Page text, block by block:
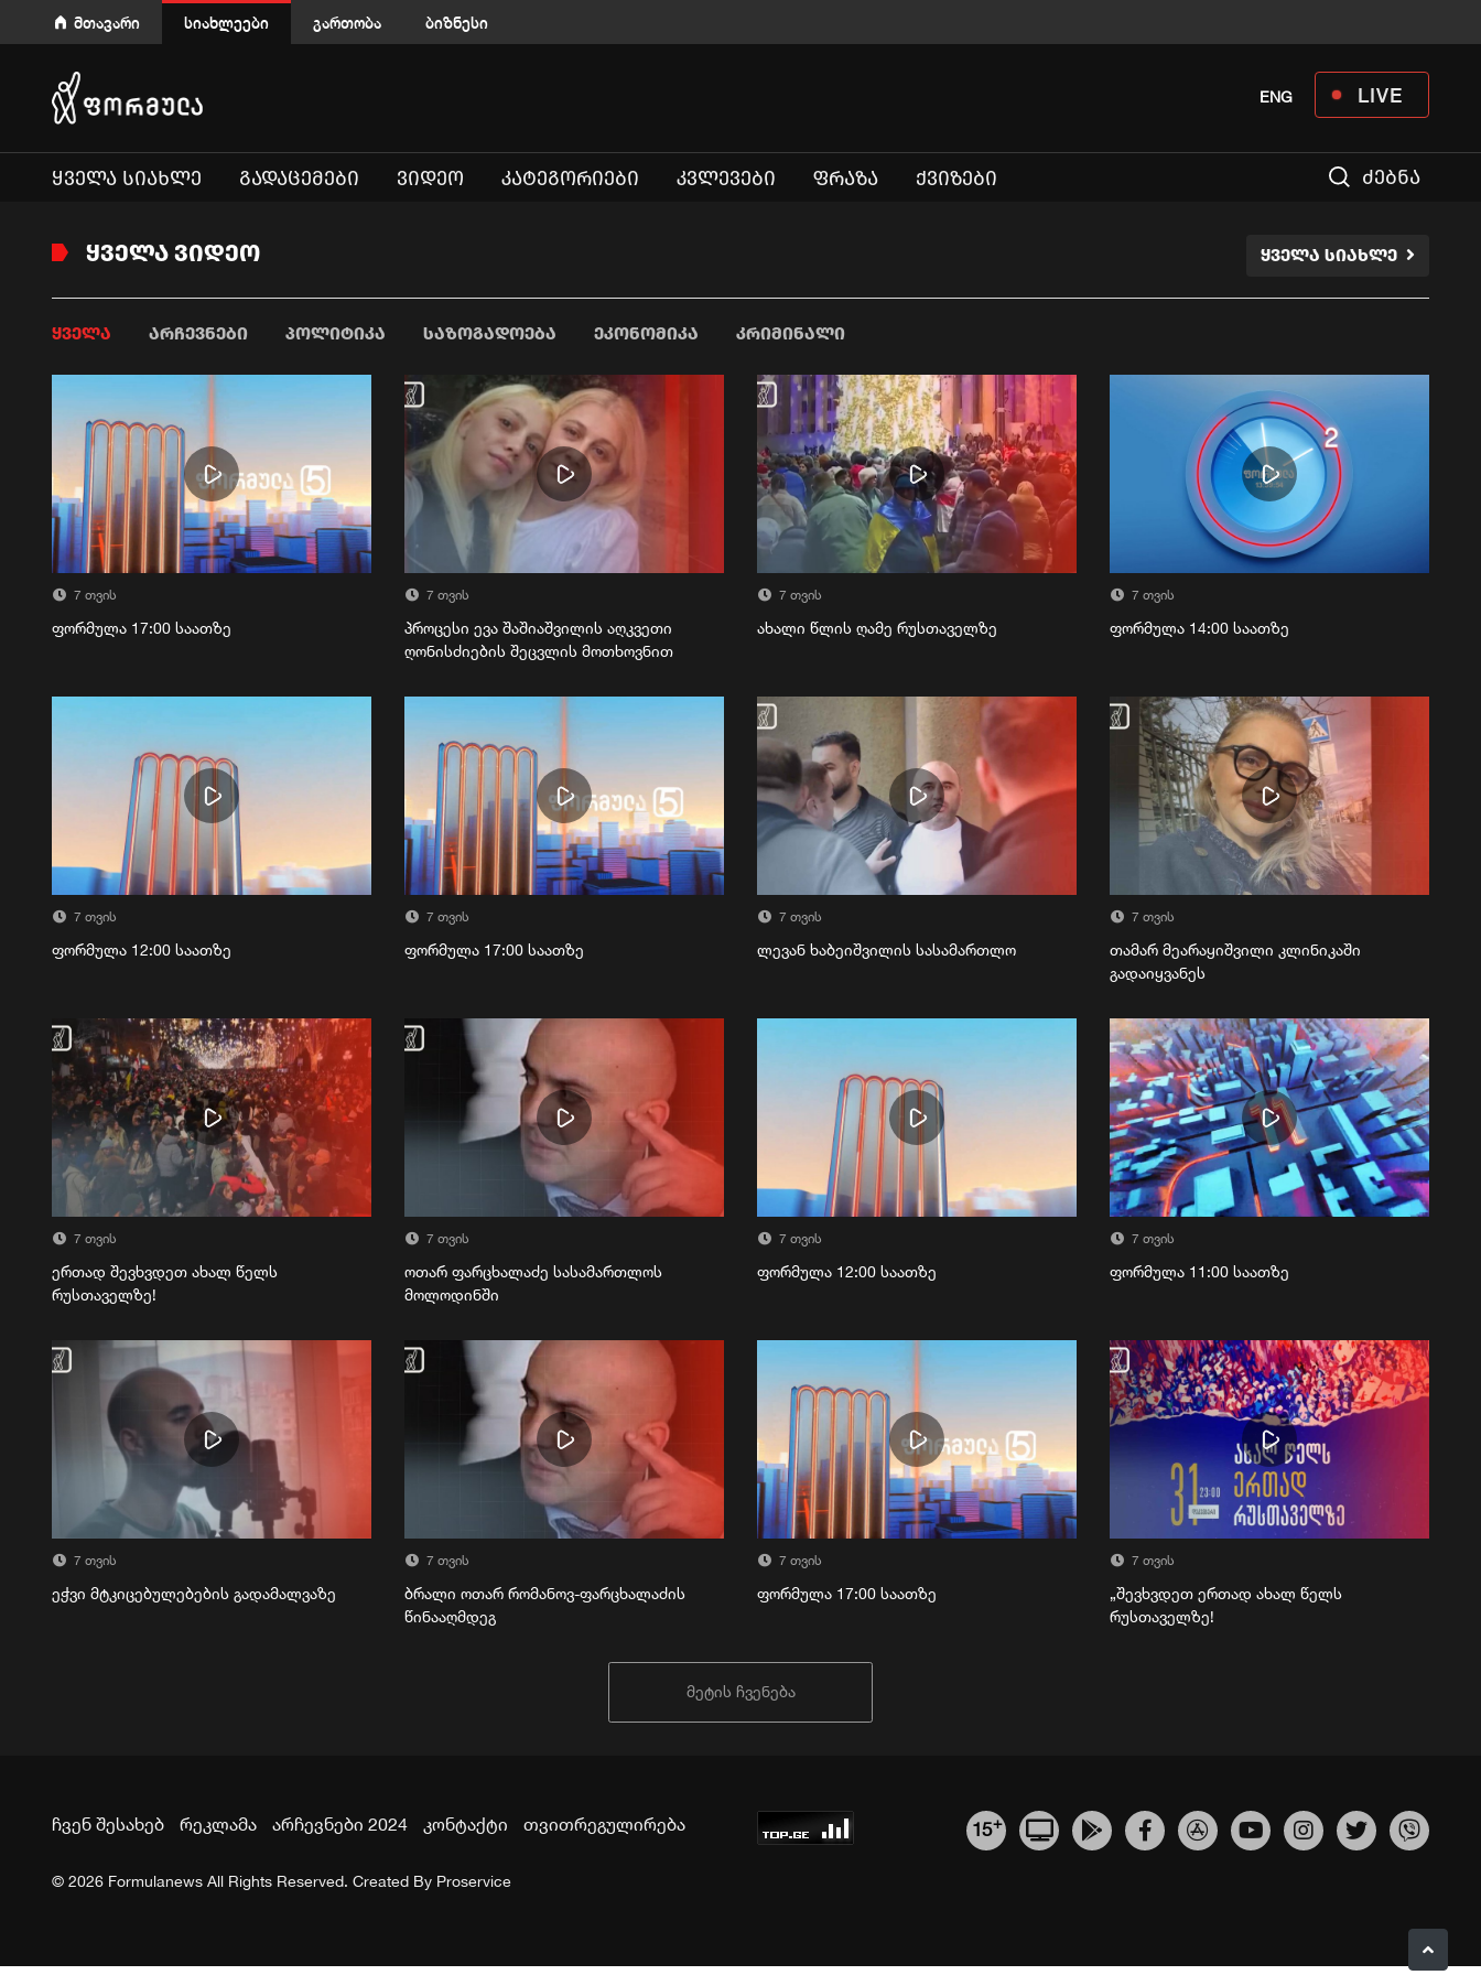
მთავარი სიახლეები გართობა ბიზნესი
LIVE
ENG
ᲧᲕᲔᲚᲐ ᲡᲘᲐᲮᲚᲔ ᲒᲐᲓᲐᲪᲔᲛᲔᲑᲘ ᲕᲘᲓᲔᲝ ᲙᲐᲢᲔᲒᲝᲠᲘᲔᲑᲘ ᲙᲕᲚᲔᲕᲔᲑᲘ ᲤᲠᲐᲖᲐ ᲥᲕᲘᲖᲔᲑᲘ ძებნა
ᲧᲕᲔᲚᲐ ᲕᲘᲓᲔᲝ ᲧᲕᲔᲚᲐ ᲡᲘᲐᲮᲚᲔ
ᲧᲕᲔᲚᲐ ᲐᲠᲩᲔᲕᲜᲔᲑᲘ ᲞᲝᲚᲘᲢᲘᲙᲐ ᲡᲐᲖᲝᲒᲐᲓᲝᲔᲑᲐ ᲔᲙᲝᲜᲝᲛᲘᲙᲐ ᲙᲠᲘᲛᲘᲜᲐᲚᲘ
7 თვის
ფორმულა 17:00 საათზე
7 თვის
პროცესი ევა შაშიაშვილის აღკვეთი
ღონისძიების შეცვლის მოთხოვნით
7 თვის
ახალი წლის ღამე რუსთაველზე
7 თვის
ფორმულა 14:00 საათზე
7 თვის
ფორმულა 12:00 საათზე
7 თვის
ფორმულა 17:00 საათზე
7 თვის
ლევან ხაბეიშვილის სასამართლო
7 თვის
თამარ მეარაყიშვილი კლინიკაში
გადაიყვანეს
7 თვის
ერთად შევხვდეთ ახალ წელს
რუსთაველზე!
7 თვის
ოთარ ფარცხალაძე სასამართლოს
მოლოდინში
7 თვის
ფორმულა 12:00 საათზე
7 თვის
ფორმულა 11:00 საათზე
7 თვის
ეჭვი მტკიცებულებების გადამალვაზე
7 თვის
ბრალი ოთარ რომანოვ-ფარცხალაძის
წინააღმდეგ
7 თვის
ფორმულა 17:00 საათზე
7 თვის
„შევხვდეთ ერთად ახალ წელს
რუსთაველზე!
მეტის ჩვენება
ჩვენ შესახებ რეკლამა არჩევნები 2024 კონტაქტი თვითრეგულირება 15+
© 2026 Formulanews All Rights Reserved. Created By Proservice